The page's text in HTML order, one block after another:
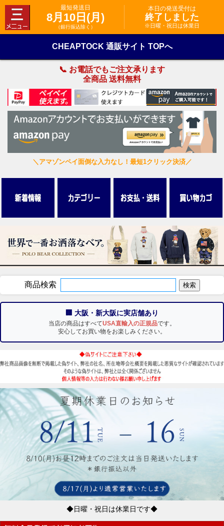
最短発送日
8月10日(月)
（銀行振込除く）
本日の発送受付は
終了しました
※日曜・祝日は休業日
CHEAPTOCK 通販サイト TOPへ
📞 お電話でもご注文承ります
全商品 送料無料
＼アマゾンペイ面倒な入力なし！最短1クリック決済／
商品検索
🏢 大阪・新大阪に実店舗あり
当店の商品はすべてUSA直輸入の正規品です。
安心してお買い物をお楽しみください。
◆日曜・祝日は休業日です◆